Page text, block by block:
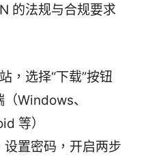
的法规与合规要求
，选择“下载”按钮
Windows、
等）
置密码，开启两步